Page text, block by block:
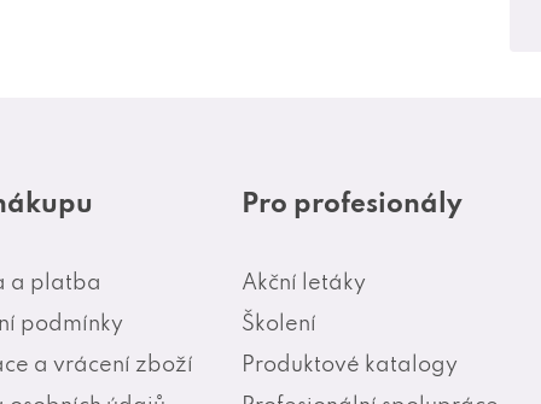
a platba
podmínky
a vrácení zboží
Pro profesionály
Akční letáky
Školení
Produktové katalogy